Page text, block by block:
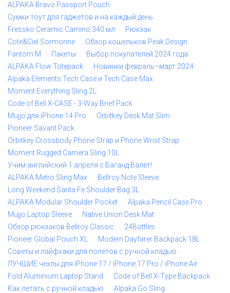
ALPAKA Bravo Passport Pouch
Сумки тоут для гаджетов и на каждый день
Fressko Ceramic Camino 340 мл
Рюкзак
Cote&Ciel Sormonne
Обзор кошельков Peak Design
Fantom M
Пакеты
Выбор покупателей 2024 года
ALPAKA Flow Totepack
Новинки февраль–март 2024
Alpaka Elements Tech Case и Tech Case Max
Moment Everything Sling 2L
Code of Bell X-CASE - 3-Way Brief Pack
Mujjo для iPhone 14 Pro
Orbitkey Desk Mat Slim
Pioneer Savant Pack
Orbitkey Crossbody Phone Strap и Phone Wrist Strap
Moment Rugged Camera Sling 10L
Учим английский 1 апреля с Баганд Валет!
ALPAKA Metro Sling Max
Bellroy Note Sleeve
Long Weekend Santa Fe Shoulder Bag 3L
ALPAKA Modular Shoulder Pocket
Alpaka Pencil Case Pro
Mujjo Laptop Sleeve
Native Union Desk Mat
Обзор рюкзаков Bellroy Classic
24Bottles
Pioneer Global Pouch XL
Modern Dayfarer Backpack 18L
Советы и лайфхаки для полётов с ручной кладью
ЛУЧШИЕ чехлы для iPhone 17 / iPhone 17 Pro / iPhone Air
Fold Aluminium Laptop Stand
Code of Bell X-Type Backpack
Как летать с ручной кладью
Alpaka Go Sling